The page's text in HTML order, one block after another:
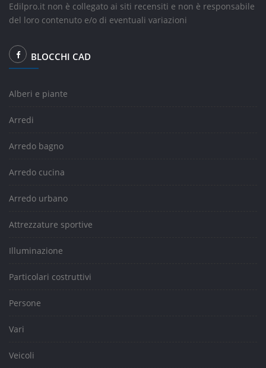
Edilpro.it non è collegato ai siti recensiti e non è responsabile
del loro contenuto e/o di eventuali variazioni
BLOCCHI CAD
Alberi e piante
Arredi
Arredo bagno
Arredo cucina
Arredo urbano
Attrezzature sportive
Illuminazione
Particolari costruttivi
Persone
Vari
Veicoli